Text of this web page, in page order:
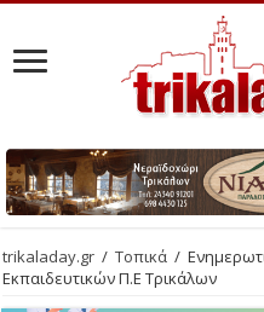
trikaladay.gr / Τοπικά /
Εκπαιδευτικών Π.Ε Τρικάλων